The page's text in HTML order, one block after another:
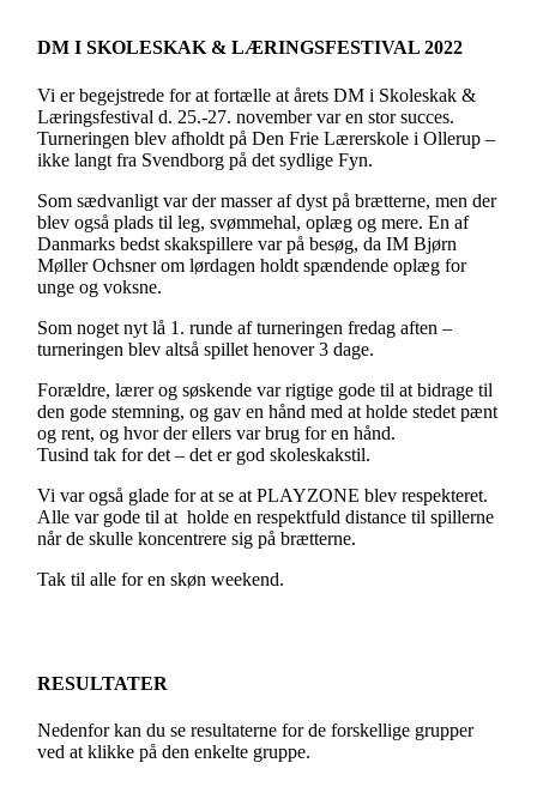
DM I SKOLESKAK & LÆRINGSFESTIVAL 2022
Vi er begejstrede for at fortælle at årets DM i Skoleskak &
Læringsfestival d. 25.-27. november var en stor succes.
Turneringen blev afholdt på Den Frie Lærerskole i Ollerup –
ikke langt fra Svendborg på det sydlige Fyn.
Som sædvanligt var der masser af dyst på brætterne, men der
blev også plads til leg, svømmehal, oplæg og mere. En af
Danmarks bedst skakspillere var på besøg, da IM Bjørn
Møller Ochsner om lørdagen holdt spændende oplæg for
unge og voksne.
Som noget nyt lå 1. runde af turneringen fredag aften –
turneringen blev altså spillet henover 3 dage.
Forældre, lærer og søskende var rigtige gode til at bidrage til
den gode stemning, og gav en hånd med at holde stedet pænt
og rent, og hvor der ellers var brug for en hånd.
Tusind tak for det – det er god skoleskakstil.
Vi var også glade for at se at PLAYZONE blev respekteret.
Alle var gode til at holde en respektfuld distance til spillerne
når de skulle koncentrere sig på brætterne.
Tak til alle for en skøn weekend.
RESULTATER
Nedenfor kan du se resultaterne for de forskellige grupper
ved at klikke på den enkelte gruppe.